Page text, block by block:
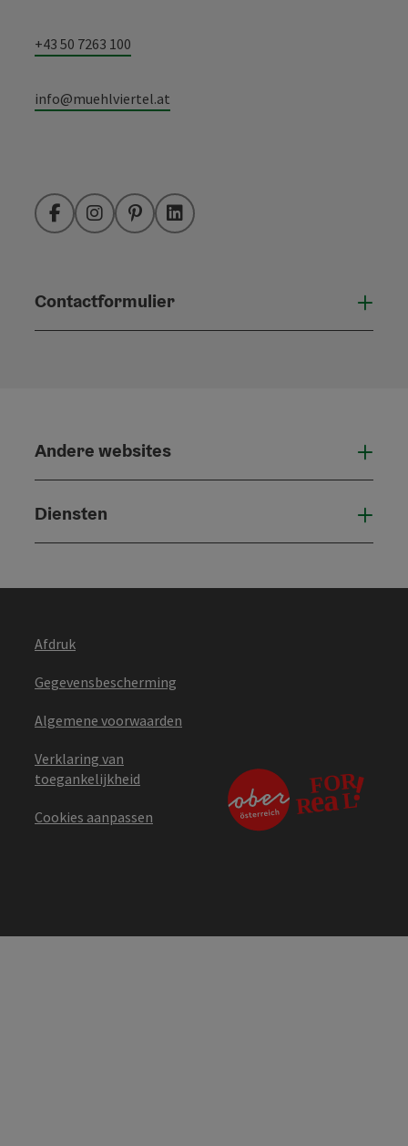
+43 50 7263 100
info@muehlviertel.at
FacebookInstagramPinterestLinkedIn
Contactformulier
Andere websites
Diensten
Afdruk
Gegevensbescherming
Algemene voorwaarden
Verklaring van
toegankelijkheid
Cookies aanpassen